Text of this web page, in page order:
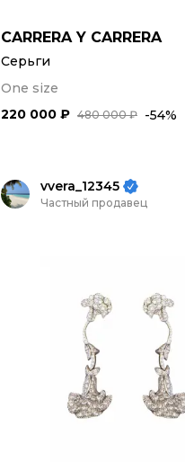
CARRERA Y CARRERA
Серьги
One size
480 000 ₽
220 000 ₽ -54%
vvera_12345
Частный продавец